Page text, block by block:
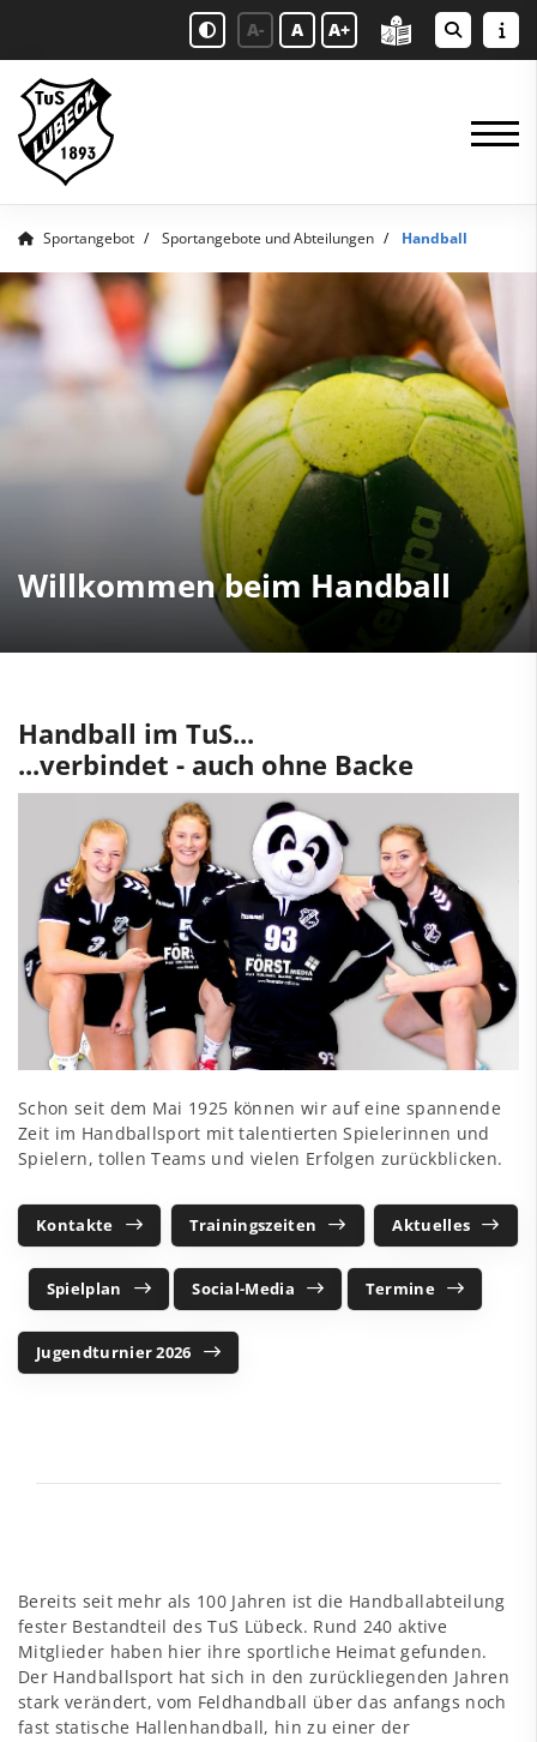
A- A A+
Sportangebot Sportangebote und Abteilungen Handball
Willkommen beim Handball
Handball im TuS...
...verbindet - auch ohne Backe
Schon seit dem Mai 1925 können wir auf eine spannende
Zeit im Handballsport mit talentierten Spielerinnen und
Spielern, tollen Teams und vielen Erfolgen zurückblicken.
Kontakte Trainingszeiten Aktuelles
Spielplan Social-Media Termine
Jugendturnier 2026
Bereits seit mehr als 100 Jahren ist die Handballabteilung
fester Bestandteil des TuS Lübeck. Rund 240 aktive
Mitglieder haben hier ihre sportliche Heimat gefunden.
Der Handballsport hat sich in den zurückliegenden Jahren
stark verändert, vom Feldhandball über das anfangs noch
fast statische Hallenhandball, hin zu einer der